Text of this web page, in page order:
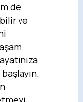
de
ve